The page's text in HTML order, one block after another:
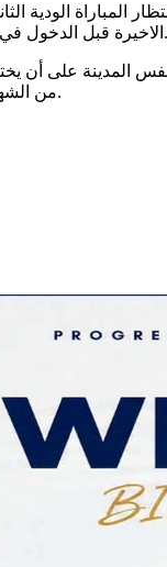
الاخيرة قبل الدخول في الجديات ضمن المجموعة السادسة للمونديال.
من الشهر نفسه في كانساس سيتي بالولايات المتحدة.